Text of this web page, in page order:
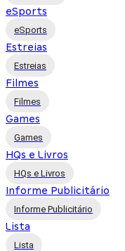
eSports
eSports
Estreias
Estreias
Filmes
Filmes
Games
Games
HQs e Livros
HQs e Livros
Informe Publicitário
Informe Publicitário
Lista
Lista